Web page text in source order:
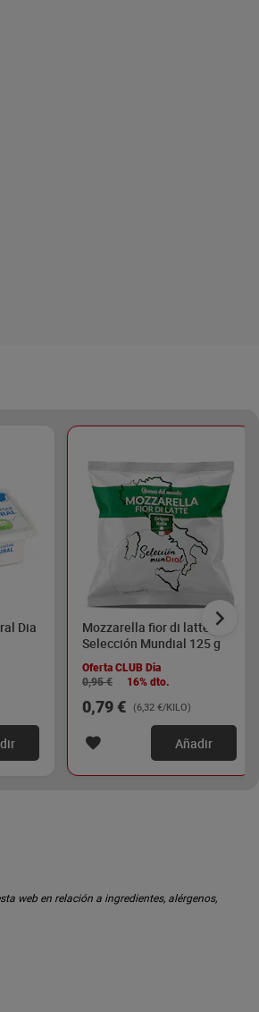
Dia
Mozzarella fior di latte Dia
Selección Mundial 125 g
Oferta CLUB Dia
0,95 €
16% dto.
0,79 € (6,32 €/KILO)
Añadir
web en relación a ingredientes, alérgenos,